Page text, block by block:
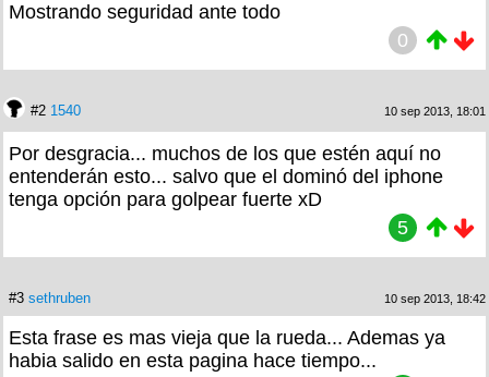
Mostrando seguridad ante todo
0
#2 1540 10 sep 2013, 18:01
Por desgracia... muchos de los que estén aquí no
entenderán esto... salvo que el dominó del iphone
tenga opción para golpear fuerte xD
5
#3 sethruben 10 sep 2013, 18:42
Esta frase es mas vieja que la rueda... Ademas ya
habia salido en esta pagina hace tiempo...